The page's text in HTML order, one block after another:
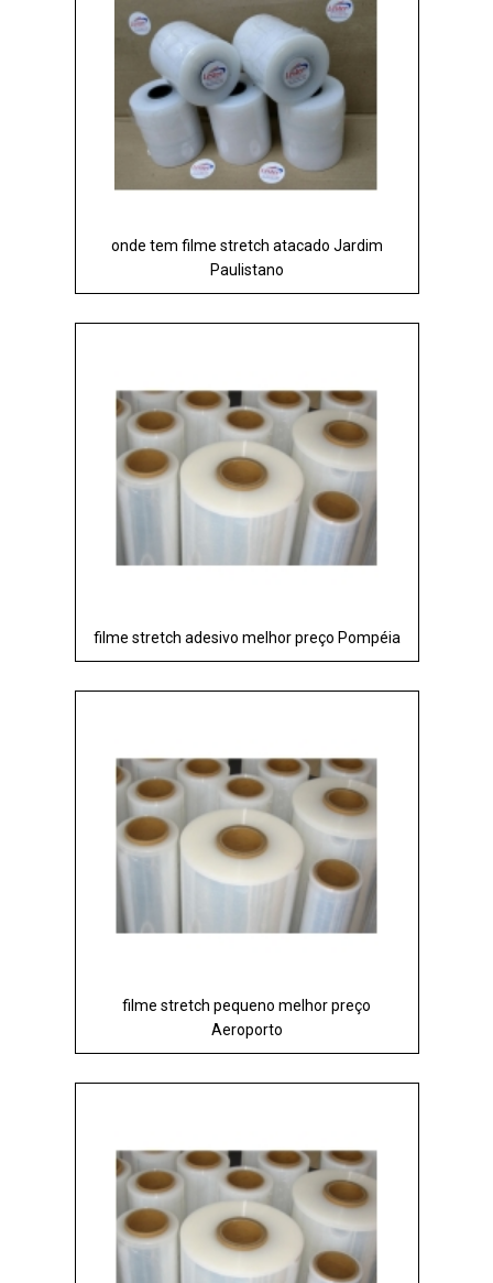
onde tem filme stretch atacado Jardim
Paulistano
filme stretch adesivo melhor preço Pompéia
filme stretch pequeno melhor preço
Aeroporto